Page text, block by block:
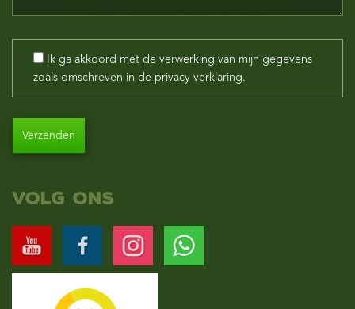
Ik ga akkoord met de verwerking van mijn gegevens
zoals omschreven in de privacy verklaring.
Alternative:
Volg ons